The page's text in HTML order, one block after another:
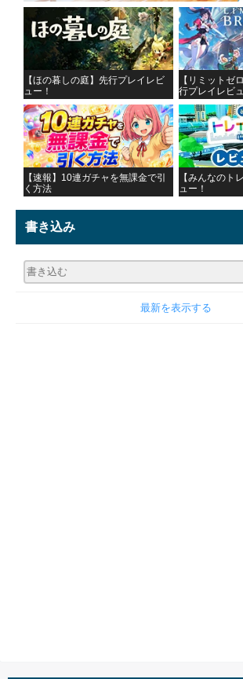
【ほの暮しの庭】先行プレイレビ
ュー！
【リミットゼ
行プレイレビ
【速報】10連ガチャを無課金で引
く方法
【みんなのト
ュー！
書き込み
最新を表示する